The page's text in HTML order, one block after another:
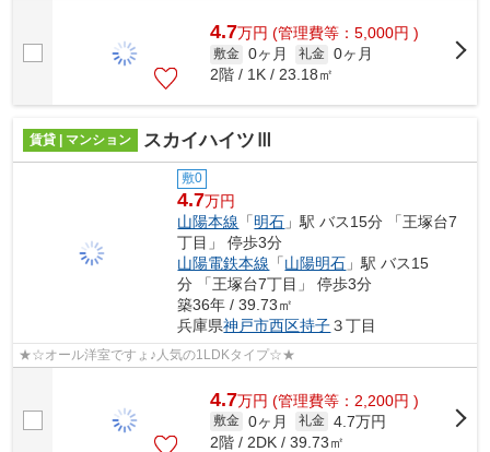
4.7万円 (管理費等：5,000円 )
敷金 0ヶ月 礼金 0ヶ月
2階 / 1K / 23.18㎡
賃貸 | マンション スカイハイツⅢ
敷0
4.7万円
山陽本線 「明石 」駅 バス15分 「王塚台7
丁目」 停歩3分
山陽電鉄本線 「山陽明石 」駅 バス15
分 「王塚台7丁目」 停歩3分
築36年 / 39.73㎡
兵庫県神戸市西区持子３丁目
★☆オール洋室ですょ♪人気の1LDKタイプ☆★
4.7万円 (管理費等：2,200円 )
敷金 0ヶ月 礼金 4.7万円
2階 / 2DK / 39.73㎡